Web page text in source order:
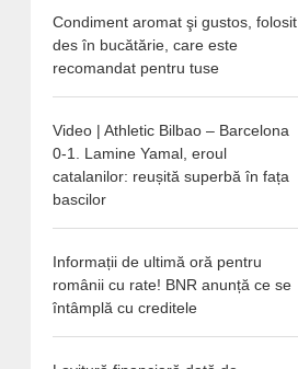
Condiment aromat şi gustos, folosit
des în bucătărie, care este
recomandat pentru tuse
Video | Athletic Bilbao – Barcelona
0-1. Lamine Yamal, eroul
catalanilor: reușită superbă în fața
bascilor
Informații de ultimă oră pentru
românii cu rate! BNR anunță ce se
întâmplă cu creditele